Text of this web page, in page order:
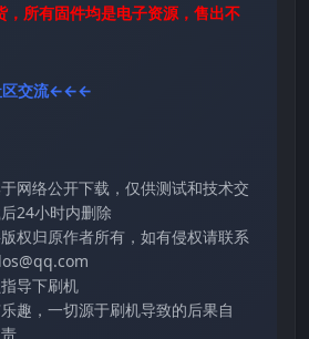
，所有固件均是电子资源，售出不
区交流←←←
网络公开下载，仅供测试和技术交
24小时内删除
权归原作者所有，如有侵权请联系
导下刷机
趣，一切源于刷机导致的后果自